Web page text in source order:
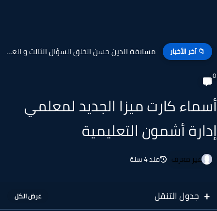
📁 آخر الأخبار مسابقة الدين حسن الخلق السؤال الثالث و العشرون بإذاعة...
كارت ميزا الجديد لمعلمي
أشمون التعليمية
غير معرف منذ 4 سنة
جدول التنقل